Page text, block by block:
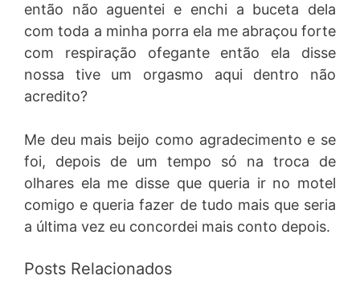
então não aguentei e enchi a buceta dela
com toda a minha porra ela me abraçou forte
com respiração ofegante então ela disse
nossa tive um orgasmo aqui dentro não
acredito?
Me deu mais beijo como agradecimento e se
foi, depois de um tempo só na troca de
olhares ela me disse que queria ir no motel
comigo e queria fazer de tudo mais que seria
a última vez eu concordei mais conto depois.
Posts Relacionados